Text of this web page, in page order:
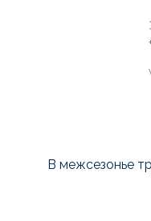
В межсезонье